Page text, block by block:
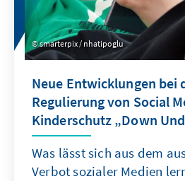
smarterpix / nhatipoglu
Neue Entwicklungen bei
Regulierung von Social
Kinderschutz „Down
Was lässt sich aus dem
Verbot sozialer Medien